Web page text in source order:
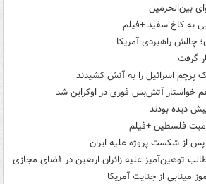
بین‌الحرمین
به کاخ سفید +فیلم
چالش راهبردی آمریکا
گرفت
پرچم اسرائیل را به آتش کشیدند
خواستار آتش‌بس فوری در اوکراین شد
دیده بودند
فلسطین +فیلم
از شکست پروژه علیه ایران
توهین‌آمیز علیه زائران اربعین در فضای مجازی
مینابی از جنایت آمریکا